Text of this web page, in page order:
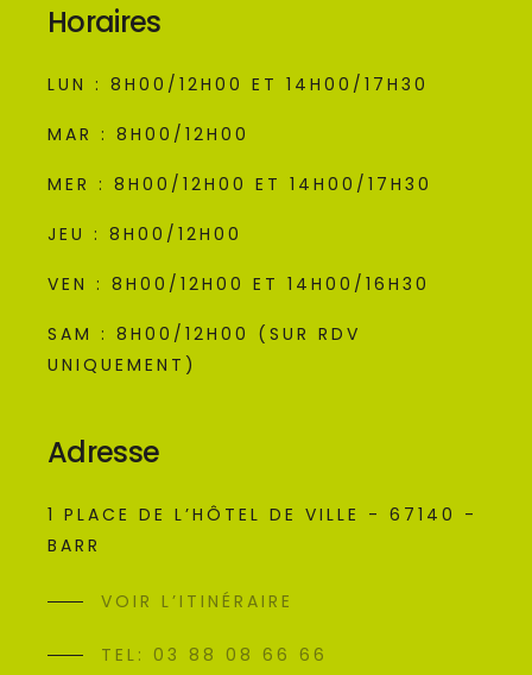
Horaires
LUN : 8H00/12H00 ET 14H00/17H30
MAR : 8H00/12H00
MER : 8H00/12H00 ET 14H00/17H30
JEU : 8H00/12H00
VEN : 8H00/12H00 ET 14H00/16H30
SAM : 8H00/12H00 (SUR RDV
UNIQUEMENT)
Adresse
1 PLACE DE L’HÔTEL DE VILLE - 67140 -
BARR
VOIR L’ITINÉRAIRE
TEL: 03 88 08 66 66